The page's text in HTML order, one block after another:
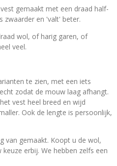
gemaakt met een draad half-
zwaarder en 'valt' beter.
wol, of harig garen, of
veel.
te zien, met een iets
zodat de mouw laag afhangt.
vest heel breed en wijd
Ook de lengte is persoonlijk,
van gemaakt. Koopt u de wol,
erbij. We hebben zelfs een